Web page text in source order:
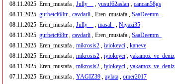
08.11.2025 Eren_mustafa , Jully__ , yusuf62aslan , cancan58gs
08.11.2025 gurbetci68tr , cavdarli , Eren_mustafa , SaaDeemm_
08.11.2025 Eren_mustafa , Jully__ , masal_ , Niyazi35
08.11.2025 gurbetci68tr , cavdarli , Eren_mustafa , SaaDeemm_
08.11.2025 Eren_mustafa , mikrosis2 , iyiokeyci , kaneve
08.11.2025 Eren_mustafa , mikrosis2 , iyiokeyci , yakamoz_ve_deniz
08.11.2025 Eren_mustafa , mikrosis2 , iyiokeyci , yakamoz_ve_deniz
07.11.2025 Eren_mustafa , YAGIZ39 , aylata , omer2017